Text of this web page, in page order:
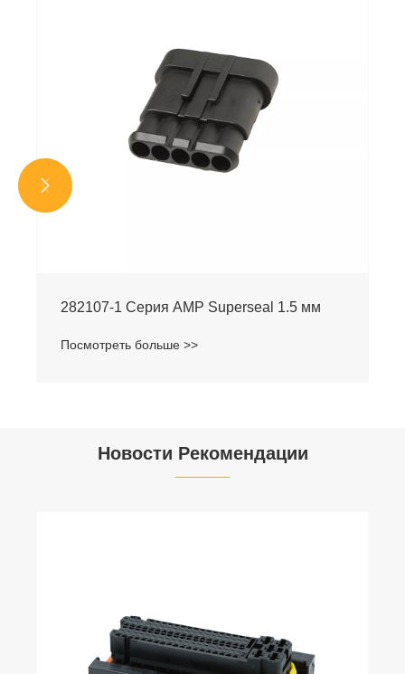
282107-1 Серия AMP Superseal 1.5 мм
Посмотреть больше >>


Новости Рекомендации